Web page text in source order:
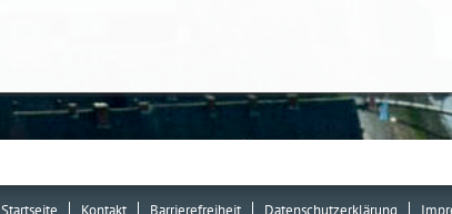
Startseite Kontakt Barrierefreiheit Datenschutzerklärung